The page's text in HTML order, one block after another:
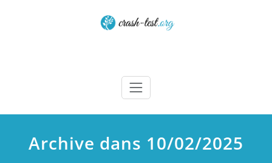
Archive dans 10/02/2025